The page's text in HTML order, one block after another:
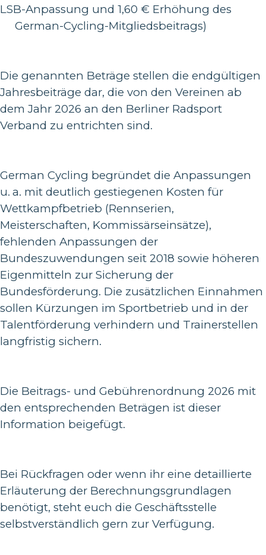
LSB-Anpassung und 1,60 € Erhöhung des
German-Cycling-Mitgliedsbeitrags)
Die genannten Beträge stellen die endgültigen
Jahresbeiträge dar, die von den Vereinen ab
dem Jahr 2026 an den Berliner Radsport
Verband zu entrichten sind.
German Cycling begründet die Anpassungen
u. a. mit deutlich gestiegenen Kosten für
Wettkampfbetrieb (Rennserien,
Meisterschaften, Kommissärseinsätze),
fehlenden Anpassungen der
Bundeszuwendungen seit 2018 sowie höheren
Eigenmitteln zur Sicherung der
Bundesförderung. Die zusätzlichen Einnahmen
sollen Kürzungen im Sportbetrieb und in der
Talentförderung verhindern und Trainerstellen
langfristig sichern.
Die Beitrags- und Gebührenordnung 2026 mit
den entsprechenden Beträgen ist dieser
Information beigefügt.
Bei Rückfragen oder wenn ihr eine detaillierte
Erläuterung der Berechnungsgrundlagen
benötigt, steht euch die Geschäftsstelle
selbstverständlich gern zur Verfügung.